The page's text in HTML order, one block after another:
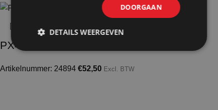
PX4080
Artikelnummer: 24894 €52,50 Excl. BTW
DOORGAAN
DETAILS WEERGEVEN